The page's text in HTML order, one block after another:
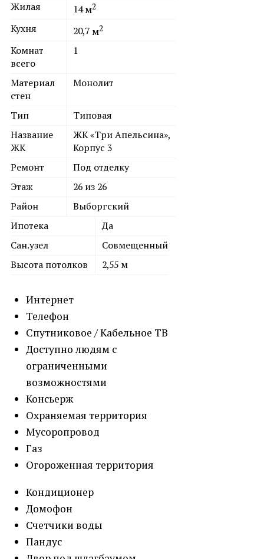
Жилая 14м2
Кухня 20,7 м2
Комнат
всего
1
Материал
стен
Монолит
Тип
Типовая
Название
ЖК
ЖК «Три Апельсина»,
Корпус 3
Ремонт
Под отделку
Этаж
26 из 26
Район
Выборгский
Ипотека
Да
Сан.узел
Совмещенный
Высота потолков
2,55 м
Интернет
Телефон
Спутниковое / Кабельное ТВ
Доступно людям с
ограниченными
возможностями
Консьерж
Охраняемая территория
Мусоропровод
Газ
Огороженная территория
Кондиционер
Домофон
Счетчики воды
Пандус